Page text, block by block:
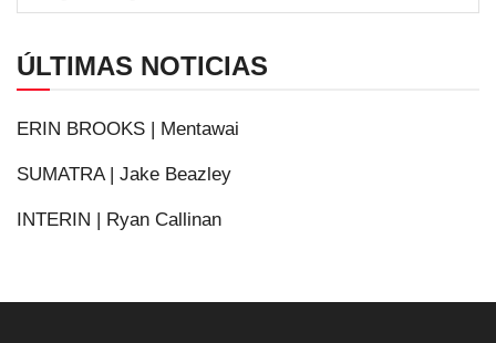
ÚLTIMAS NOTICIAS
ERIN BROOKS | Mentawai
SUMATRA | Jake Beazley
INTERIN | Ryan Callinan